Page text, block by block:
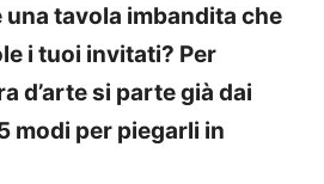
tavola imbandita che
i tuoi invitati? Per
d’arte si parte già dai
modi per piegarli in